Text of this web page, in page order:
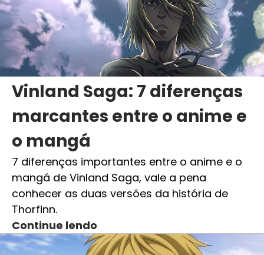
Vinland Saga: 7 diferenças
marcantes entre o anime e
o mangá
7 diferenças importantes entre o anime e o
mangá de Vinland Saga, vale a pena
conhecer as duas versões da história de
Thorfinn.
Continue lendo